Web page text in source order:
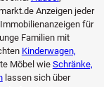
Anzeigen jeder
für
Familien mit
Kinderwagen,
Möbel wieSchränke,
lassen sich über